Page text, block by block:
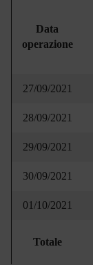
Data
operazione
27/09/2021
28/09/2021
29/09/2021
30/09/2021
01/10/2021
Totale